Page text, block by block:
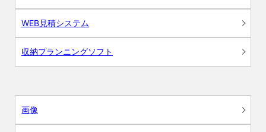
WEB見積システム
収納プランニングソフト
画像